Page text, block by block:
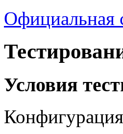
Официальная
Условия